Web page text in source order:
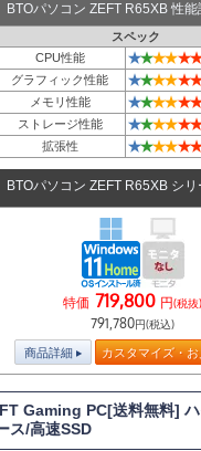
BTOパソコン ZEFT R65XB 性
スペック
CPU性能
★★★★★★
グラフィック性能 ★★★★★★
メモリ性能 ★★★★★★
ストレージ性能 ★★★★★★
拡張性 ★★★★★★
BTOパソコン ZEFT R65XB シリ
特価 719,800 円(税抜
791,780円(税込)
商品詳細 カスタマイズ・
Gaming PC[送料無料]
ス/高速SSD